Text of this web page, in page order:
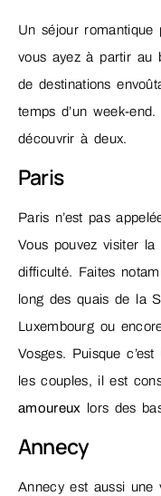
Un séjour romantique
vous ayez à partir au
de destinations
temps d’un week-
découvrir à deux.
Paris
Paris n’est pas
Vous pouvez visiter
difficulté. Faites
long des quais de la
Luxembourg ou
Vosges. Puisque
les couples, il est
amoureux lors des
Annecy
Annecy est aussi une